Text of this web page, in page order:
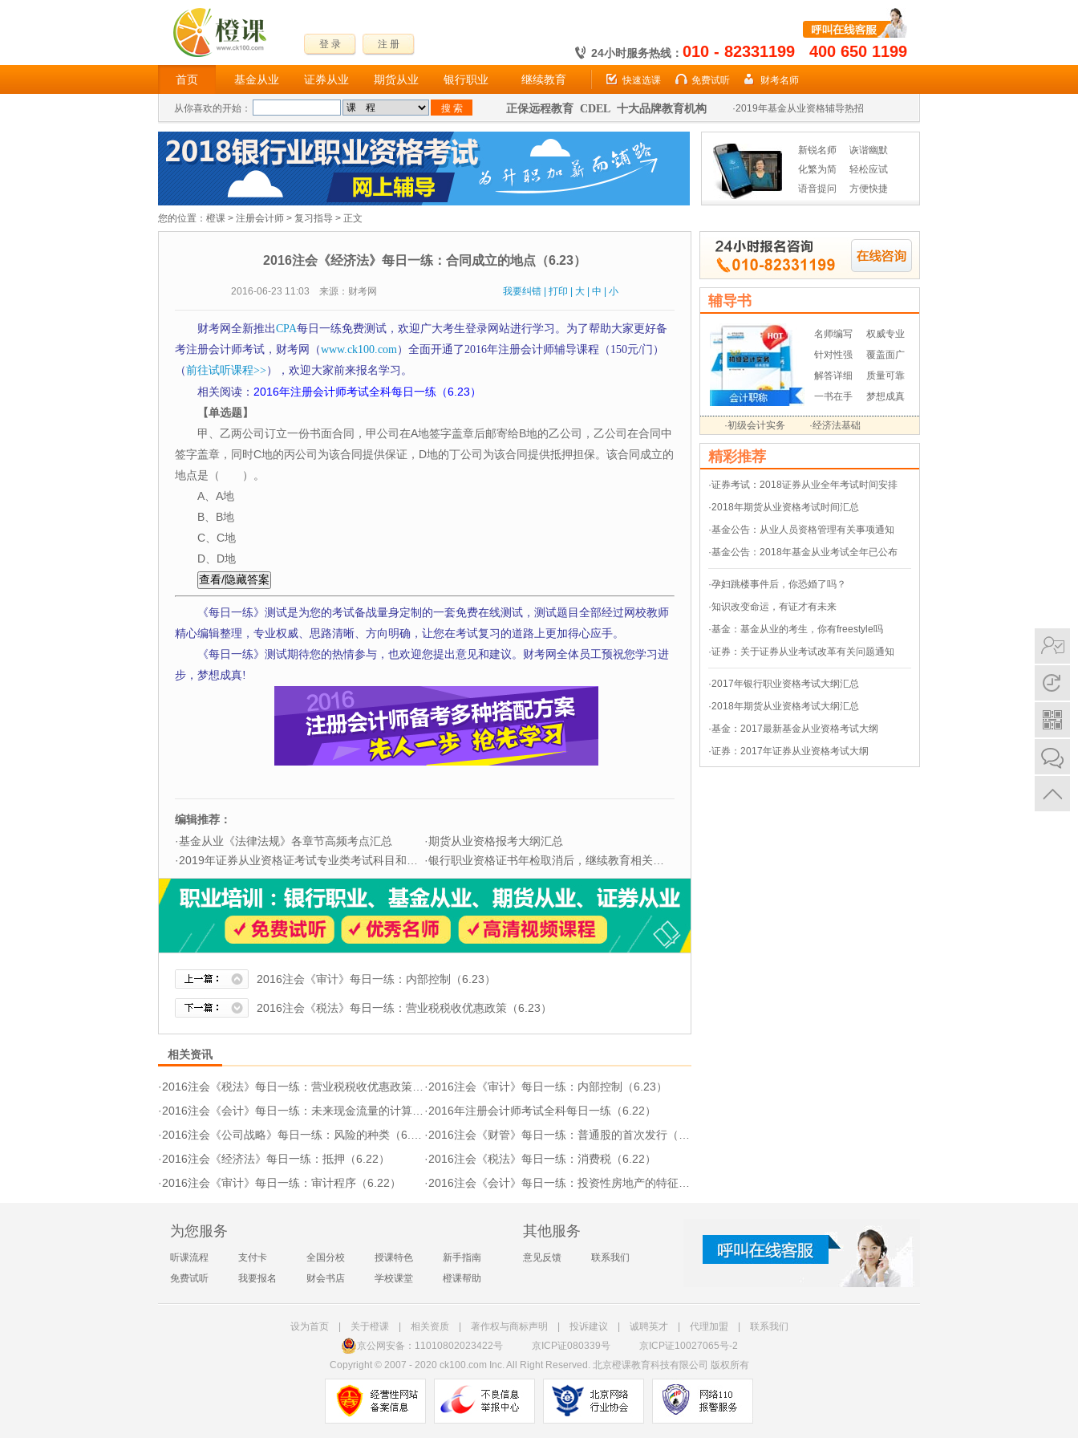
登 录 注 册
24小时服务热线： 010 - 82331199 400 650 1199
首页 基金从业 证券从业 期货从业 银行职业 继续教育 快速选课 免费试听 财考名师
从你喜欢的开始： 正保远程教育 CDEL 十大品牌教育机构
·2019年期货从业名师授课高效省时
2019证券在手 券商无忧
·2019年基金从业资格辅导热招
·2019证券在手 券商无忧
·2019年基金从业资格辅导热招
新锐名师
诙谐幽默
化繁为简
轻松应试
语音提问
方便快捷
您的位置： 橙课 > 注册会计师 > 复习指导 > 正文
2016注会《经济法》每日一练：合同成立的地点（6.23）
2016-06-23 11:03 来源：财考网 我要纠错 打印 大 中 小
财考网全新推出CPA每日一练免费测试，欢迎广大考生登录网站进行学习。为了帮助大家更好备
考注册会计师考试，财考网（www.ck100.com）全面开通了2016年注册会计师辅导课程（150元/门）
（前往试听课程>> ），欢迎大家前来报名学习。
相关阅读： 2016年注册会计师考试全科每日一练（6.23）
【单选题】
甲、乙两公司订立一份书面合同，甲公司在A地签字盖章后邮寄给B地的乙公司，乙公司在合同中
签字盖章，同时C地的丙公司为该合同提供保证，D地的丁公司为该合同提供抵押担保。该合同成立的
地点是（ ）。
A、A地
B、B地
C、C地
D、D地
《每日一练》测试是为您的考试备战量身定制的一套免费在线测试，测试题目全部经过网校教师
精心编辑整理，专业权威、思路清晰、方向明确，让您在考试复习的道路上更加得心应手。
《每日一练》测试期待您的热情参与，也欢迎您提出意见和建议。财考网全体员工预祝您学习进
步，梦想成真!
编辑推荐：
·基金从业《法律法规》各章节高频考点汇总 ·期货从业资格报考大纲汇总
·2019年证券从业资格证考试专业类考试科目和题型 ·银行职业资格证书年检取消后，继续教育相关问题解答
2016注会《审计》每日一练：内部控制（6.23）
2016注会《税法》每日一练：营业税税收优惠政策（6.23）
相关资讯
·2016注会《税法》每日一练：营业税税收优惠政策（6.23） ·2016注会《审计》每日一练：内部控制（6.23）
·2016注会《会计》每日一练：未来现金流量的计算（6.23） ·2016年注册会计师考试全科每日一练（6.22）
·2016注会《公司战略》每日一练：风险的种类（6.22） ·2016注会《财管》每日一练：普通股的首次发行（6.22）
·2016注会《经济法》每日一练：抵押（6.22） ·2016注会《税法》每日一练：消费税（6.22）
·2016注会《审计》每日一练：审计程序（6.22） ·2016注会《会计》每日一练：投资性房地产的特征与范围（6.22）
辅导书
名师编写
权威专业
针对性强
覆盖面广
解答详细
质量可靠
一书在手
梦想成真
·初级会计实务 ·经济法基础
精彩推荐
·证券考试：2018证券从业全年考试时间安排
·2018年期货从业资格考试时间汇总
·基金公告：从业人员资格管理有关事项通知
·基金公告：2018年基金从业考试全年已公布
·孕妇跳楼事件后，你恐婚了吗？
·知识改变命运，有证才有未来
·基金：基金从业的考生，你有freestyle吗
·证券：关于证券从业考试改革有关问题通知
·2017年银行职业资格考试大纲汇总
·2018年期货从业资格考试大纲汇总
·基金：2017最新基金从业资格考试大纲
·证券：2017年证券从业资格考试大纲
为您服务
听课流程 支付卡 全国分校 授课特色
新手指南
免费试听
我要报名 财会书店 学校课堂 橙课帮助
其他服务
意见反馈 联系我们
设为首页| 关于橙课| 相关资质 著作权与商标声明 投诉建议 诚聘英才| 代理加盟
联系我们
京公网安备：11010802023422号京ICP证080339号
京ICP证10027065号-2
Copyright ©2007 - 2020 ck100.com Inc. All Right Reserved. 北京橙课教育科技有限公司 版权所有